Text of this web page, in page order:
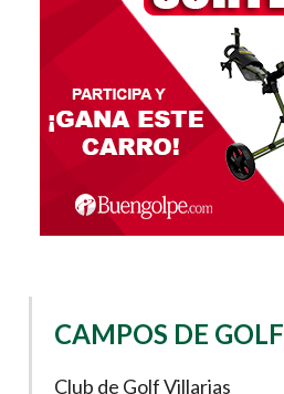
CAMPOS DE GOLF
Club de Golf Villarias